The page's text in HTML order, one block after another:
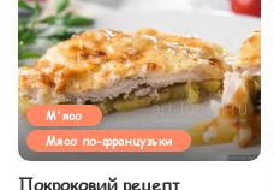
М'ясо
Мясо по-французьки
Покроковий рецепт